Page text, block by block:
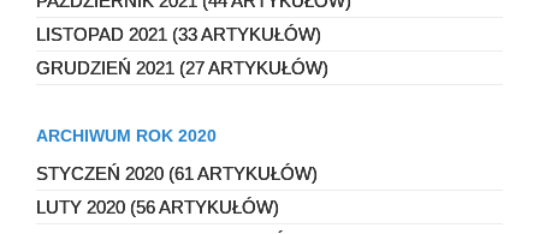
LISTOPAD 2021 (33 ARTYKUŁÓW)
GRUDZIEŃ 2021 (27 ARTYKUŁÓW)
ARCHIWUM ROK 2020
STYCZEŃ 2020 (61 ARTYKUŁÓW)
LUTY 2020 (56 ARTYKUŁÓW)